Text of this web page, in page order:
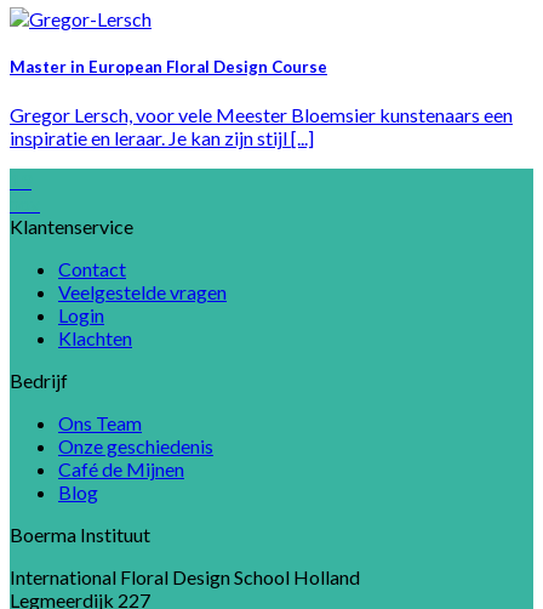
Master in European Floral Design Course
Gregor Lersch, voor vele Meester Bloemsier kunstenaars een
inspiratie en leraar. Je kan zijn stijl [...]
Klantenservice
Contact
Veelgestelde vragen
Login
Klachten
Bedrijf
Ons Team
Onze geschiedenis
Café de Mijnen
Blog
Boerma Instituut
International Floral Design School Holland
Legmeerdijk 227